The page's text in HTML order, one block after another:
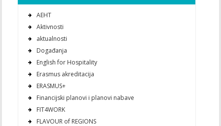
AEHT
Aktivnosti
aktualnosti
Događanja
English for Hospitality
Erasmus akreditacija
ERASMUS+
Financijski planovi i planovi nabave
FIT4WORK
FLAVOUR of REGIONS